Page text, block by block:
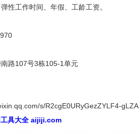
性工作时间、年假、工龄工资。
路107号3栋105-1单元
s/R2cgE0URyGezZYLF4-gLZA
具大全 aijiji.com